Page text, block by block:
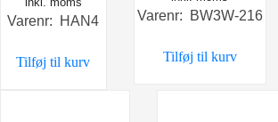
Varenr: HAN4
Tilføj til kurv
Varenr: BW3W-216
Tilføj til kurv